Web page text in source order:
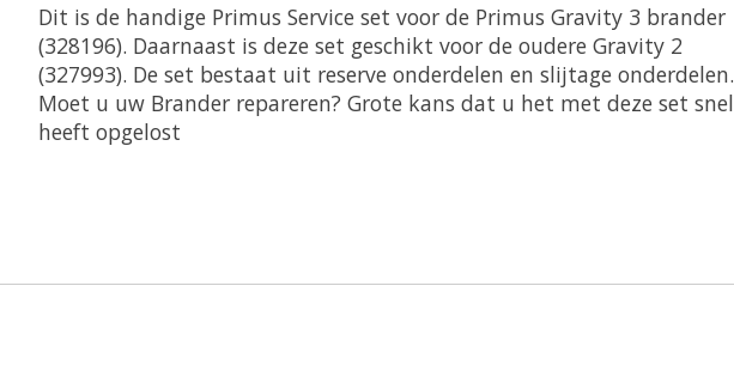
Dit is de handige Primus Service set voor de Primus Gravity 3 brander
(328196). Daarnaast is deze set geschikt voor de oudere Gravity 2
(327993). De set bestaat uit reserve onderdelen en slijtage onderdelen.
Moet u uw Brander repareren? Grote kans dat u het met deze set snel
heeft opgelost